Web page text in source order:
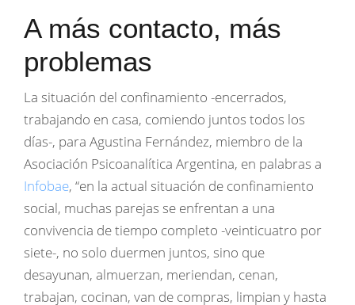
A más contacto, más
problemas
La situación del confinamiento -encerrados,
trabajando en casa, comiendo juntos todos los
días-, para Agustina Fernández, miembro de la
Asociación Psicoanalítica Argentina, en palabras a
Infobae, “en la actual situación de confinamiento
social, muchas parejas se enfrentan a una
convivencia de tiempo completo -veinticuatro por
siete-, no solo duermen juntos, sino que
desayunan, almuerzan, meriendan, cenan,
trabajan, cocinan, van de compras, limpian y hasta